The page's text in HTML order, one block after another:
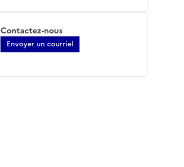
Contactez-nous
Envoyer un courriel